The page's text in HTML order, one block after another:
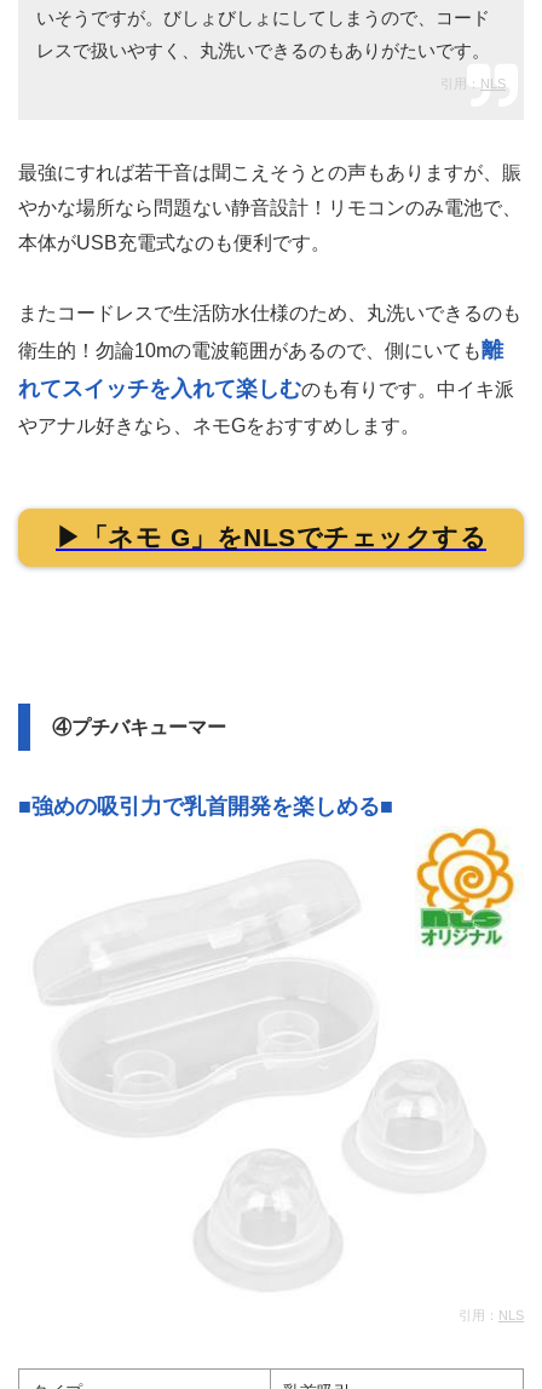
いそうですが。びしょびしょにしてしまうので、コード
レスで扱いやすく、丸洗いできるのもありがたいです。
引用： NLS
最強にすれば若干音は聞こえそうとの声もありますが、賑
やかな場所なら問題ない静音設計！リモコンのみ電池で、
本体がUSB充電式なのも便利です。
またコードレスで生活防水仕様のため、丸洗いできるのも
衛生的！勿論10mの電波範囲があるので、側にいても離
れてスイッチを入れて楽しむのも有りです。中イキ派
やアナル好きなら、ネモGをおすすめします。
▶「ネモ G」をNLSでチェックする
④プチバキューマー
■強めの吸引力で乳首開発を楽しめる■
引用： NLS